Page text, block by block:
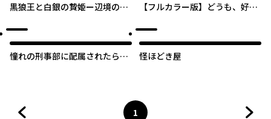
黒狼王と白銀の贄姫ー辺境の地
【フルカラー版】どうも、好き
です。
憧れの刑事部に配属されたら、
怪ほどき屋
1